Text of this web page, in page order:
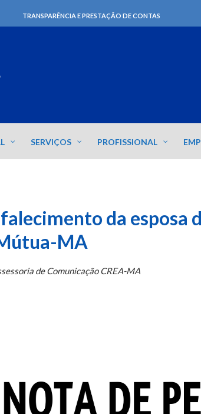
TRANSPARÊNCIA E PRESTAÇÃO DE CONTAS
SERVIÇOS PROFISSIONAL
da esposa
MA
de Comunicação CREA-MA